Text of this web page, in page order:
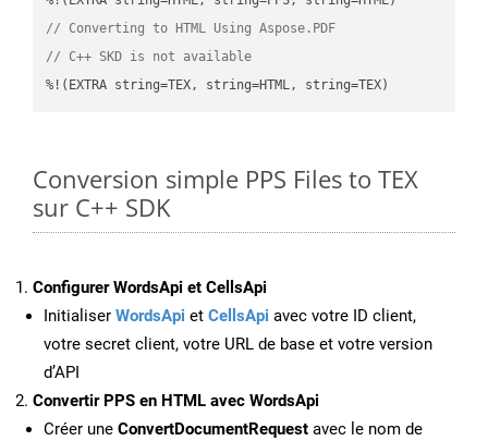
// Converting to HTML Using Aspose.PDF
// C++ SKD is not available
%!(EXTRA string=TEX, string=HTML, string=TEX)
Conversion simple PPS Files to TEX
sur C++ SDK
Configurer WordsApi et CellsApi
Initialiser WordsApi et CellsApi avec votre ID client,
votre secret client, votre URL de base et votre version
d’API
Convertir PPS en HTML avec WordsApi
Créer une ConvertDocumentRequest avec le nom de